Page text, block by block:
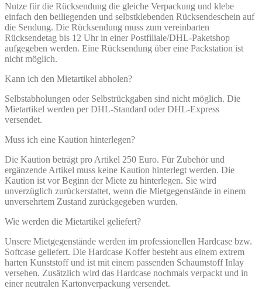
Nutze für die Rücksendung die gleiche Verpackung und klebe
einfach den beiliegenden und selbstklebenden Rücksendeschein auf
die Sendung. Die Rücksendung muss zum vereinbarten
Rücksendetag bis 12 Uhr in einer Postfiliale/DHL-Paketshop
aufgegeben werden. Eine Rücksendung über eine Packstation ist
nicht möglich.
Kann ich den Mietartikel abholen?
Selbstabholungen oder Selbstrückgaben sind nicht möglich. Die
Mietartikel werden per DHL-Standard oder DHL-Express
versendet.
Muss ich eine Kaution hinterlegen?
Die Kaution beträgt pro Artikel 250 Euro. Für Zubehör und
ergänzende Artikel muss keine Kaution hinterlegt werden. Die
Kaution ist vor Beginn der Miete zu hinterlegen. Sie wird
unverzüglich zurückerstattet, wenn die Mietgegenstände in einem
unversehrtem Zustand zurückgegeben wurden.
Wie werden die Mietartikel geliefert?
Unsere Mietgegenstände werden im professionellen Hardcase bzw.
Softcase geliefert. Die Hardcase Koffer besteht aus einem extrem
harten Kunststoff und ist mit einem passenden Schaumstoff Inlay
versehen. Zusätzlich wird das Hardcase nochmals verpackt und in
einer neutralen Kartonverpackung versendet.